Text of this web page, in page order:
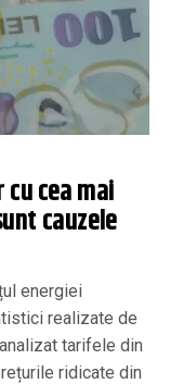
cea mai
cauzele
energiei
realizate de
tarifele din
ridicate din